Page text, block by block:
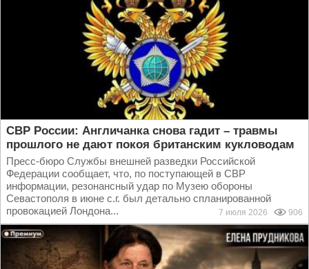
СВР России: Англичанка снова гадит – травмы
прошлого не дают покоя британским кукловодам
Пресс-бюро Службы внешней разведки Российской
Федерации сообщает, что, по поступающей в СВР
информации, резонансный удар по Музею обороны
Севастополя в июне с.г. был детально спланированной
провокацией Лондона...
7 июля 2026 906